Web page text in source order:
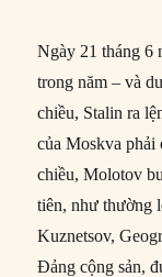
Ngày 21 tháng 6
trong năm – và
chiều, Stalin ra
của Moskva
chiều, Molotov
tiên, như thường
Kuznetsov,
Đảng cộng sản,